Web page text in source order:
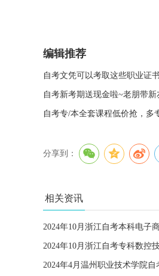
编辑推荐
自考文凭可以考取这些职业证书
自考新考期送现金啦~老朋带新
自考专/本全套课程低价抢，多
分享到：
相关资讯
2024年10月浙江自考本科电子
2024年10月浙江自考专科数控
2024年4月温州职业技术学院自